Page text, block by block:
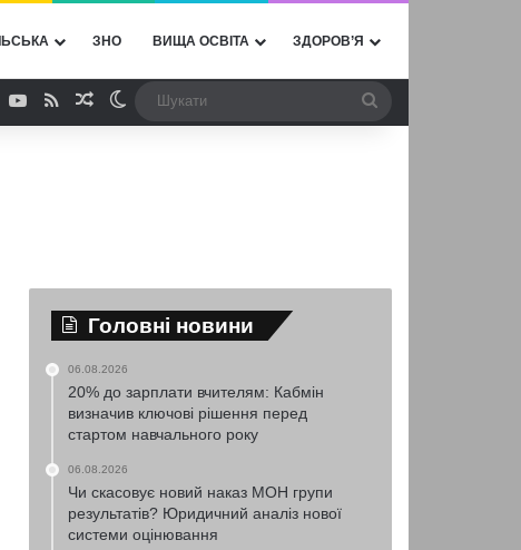
ЗНО ВИЩА ОСВІТА ЗДОРОВ’Я
YouTube
RSSВипадкова стаття
Switch skin
Головні новини
06.08.2026
20% до зарплати вчителям: Кабмін
визначив ключові рішення перед
стартом навчального року
06.08.2026
Чи скасовує новий наказ МОН групи
результатів? Юридичний аналіз нової
системи оцінювання